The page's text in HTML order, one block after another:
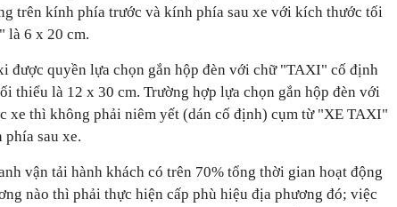
trên kính phía trước và kính phía sau xe với kích thước tối
là 6 x 20 cm.
được quyền lựa chọn gắn hộp đèn với chữ "TAXI" cố định
thiểu là 12 x 30 cm. Trường hợp lựa chọn gắn hộp đèn với
xe thì không phải niêm yết (dán cố định) cụm từ "XE TAXI"
sau xe.
vận tải hành khách có trên 70% tổng thời gian hoạt động
nào thì phải thực hiện cấp phù hiệu địa phương đó; việc